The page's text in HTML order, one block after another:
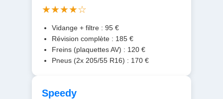
★★★★☆
Vidange + filtre : 95 €
Révision complète : 185 €
Freins (plaquettes AV) : 120 €
Pneus (2x 205/55 R16) : 170 €
Speedy